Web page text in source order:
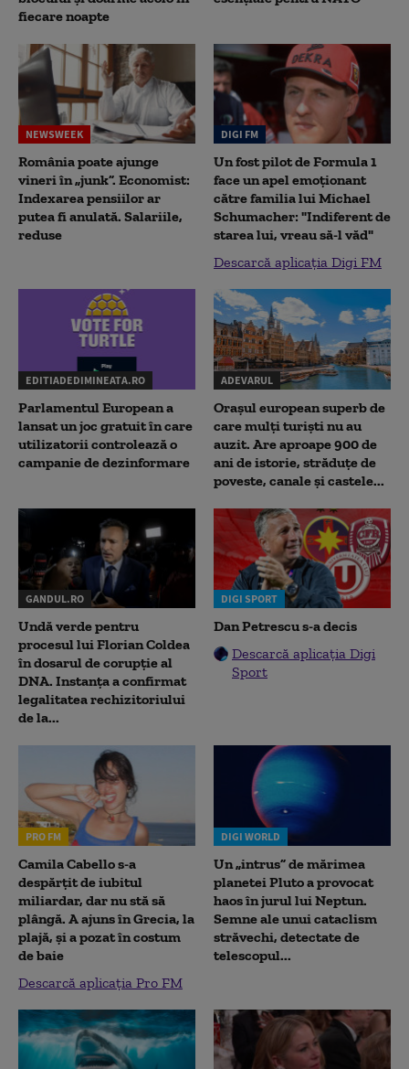
fiecare noapte
NEWSWEEK
România poate ajunge
vineri în „junk”. Economist:
Indexarea pensiilor ar
putea fi anulată. Salariile,
reduse
DIGI FM
Un fost pilot de Formula 1
face un apel emoționant
către familia lui Michael
Schumacher: "Indiferent de
starea lui, vreau să-l văd"
Descarcă aplicația Digi FM
EDITIADEDIMINEATA.RO
Parlamentul European a
lansat un joc gratuit în care
utilizatorii controlează o
campanie de dezinformare
ADEVARUL
Orașul european superb de
care mulți turiști nu au
auzit. Are aproape 900 de
ani de istorie, străduțe de
poveste, canale și castele...
GANDUL.RO
Undă verde pentru
procesul lui Florian Coldea
în dosarul de corupție al
DNA. Instanța a confirmat
legalitatea rechizitoriului
de la...
DIGI SPORT
Dan Petrescu s-a decis
Descarcă aplicația Digi
Sport
PRO FM
Camila Cabello s-a
despărțit de iubitul
miliardar, dar nu stă să
plângă. A ajuns în Grecia, la
plajă, și a pozat în costum
de baie
Descarcă aplicația Pro FM
DIGI WORLD
Un „intrus” de mărimea
planetei Pluto a provocat
haos în jurul lui Neptun.
Semne ale unui cataclism
străvechi, detectate de
telescopul...